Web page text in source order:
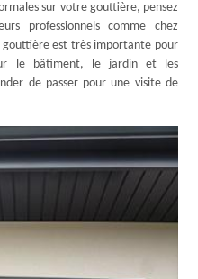
sur votre gouttière, pensez
professionnels comme chez
est très importante pour
le bâtiment, le jardin et les
de passer pour une visite de